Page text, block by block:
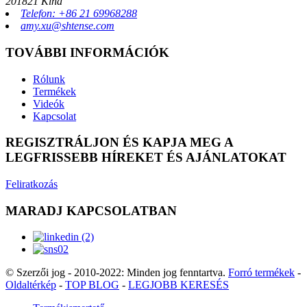
Telefon: +86 21 69968288
amy.xu@shtense.com
TOVÁBBI INFORMÁCIÓK
Rólunk
Termékek
Videók
Kapcsolat
REGISZTRÁLJON ÉS KAPJA MEG A
LEGFRISSEBB HÍREKET ÉS AJÁNLATOKAT
Feliratkozás
MARADJ KAPCSOLATBAN
© Szerzői jog - 2010-2022: Minden jog fenntartva. Forró termékek -
Oldaltérkép - TOP BLOG - LEGJOBB KERESÉS